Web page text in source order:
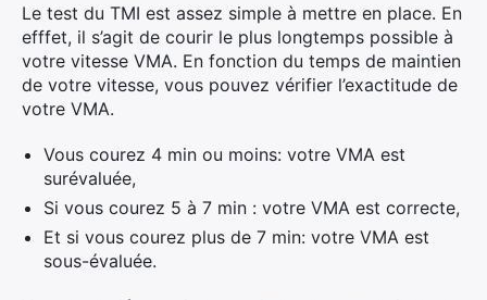
Le test du TMI est assez simple à mettre en place. En
efffet, il s’agit de courir le plus longtemps possible à
votre vitesse VMA. En fonction du temps de maintien
de votre vitesse, vous pouvez vérifier l’exactitude de
votre VMA.
Vous courez 4 min ou moins: votre VMA est
surévaluée,
Si vous courez 5 à 7 min : votre VMA est correcte,
Et si vous courez plus de 7 min: votre VMA est
sous-évaluée.